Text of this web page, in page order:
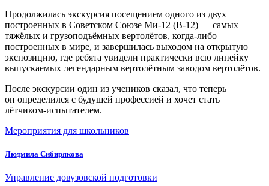
Продолжилась экскурсия посещением одного из двух
построенных в Советском Союзе Ми-12 (В-­12) — самых
тяжёлых и грузоподъёмных вертолётов, когда-либо
построенных в мире, и завершилась выходом на открытую
экспозицию, где ребята увидели практически всю линейку
выпускаемых легендарным вертолётным заводом вертолётов.
После экскурсии один из учеников сказал, что теперь
он определился с будущей профессией ­и хочет стать
лётчиком-­испытателем.
Мероприятия для школьников
Людмила Сибирякова
Управление довузовской подготовки